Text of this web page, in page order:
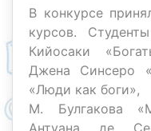
В конкурсе
курсов.
Кийосаки
Джена
«Люди как боги»,
М. Булгакова
Антуана де